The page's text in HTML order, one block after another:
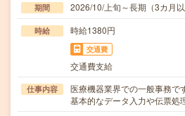
期間 2026/10/上旬～長期（3カ月
時給 時給1380円
交通費
交通費支給
仕事内容
医療機器業界での一般事務で
基本的なデータ入力や伝票